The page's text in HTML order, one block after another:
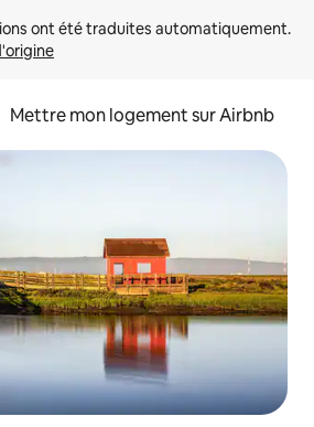
Mettre mon logement sur Airbnb